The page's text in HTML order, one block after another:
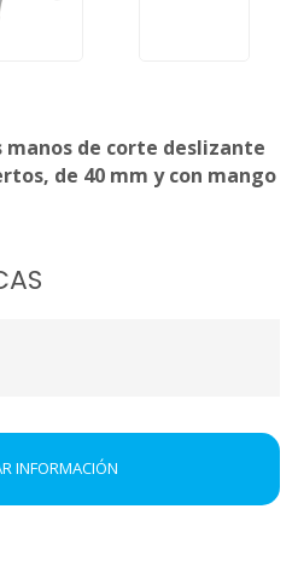
manos de corte deslizante
de 40 mm y con mango
INFORMACIÓN